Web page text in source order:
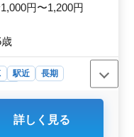
待ちしております！
い合わせください／
円〜1,200円
駅近
長期
・スタッフ
詳しく見る